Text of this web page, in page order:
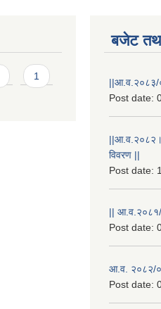
1
बजेट
||आ.व.२०८३/
Post date:
विवरण ||
Post date:
|| आ.व.२०८१/
Post date:
आ.व. २०८२/
Post date: